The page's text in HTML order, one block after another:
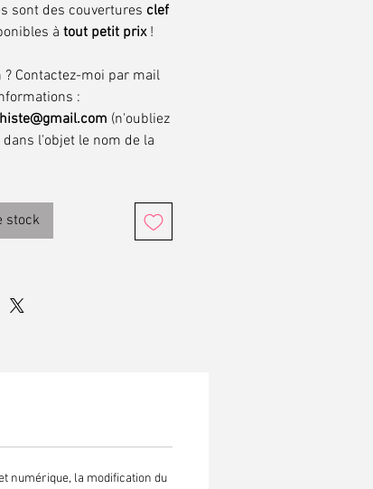
sont des couvertures clef
à tout petit prix!
? Contactez-moi par mail
:
(n'oubliez
l'objet le nom de la
stock
numérique, la modification du